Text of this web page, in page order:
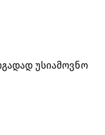
უსიამოვნო